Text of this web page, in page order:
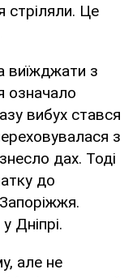
стріляли. Це
виїжджати з
означало
вибух стався
з
дах. Тоді
до
Дніпрі.
але не